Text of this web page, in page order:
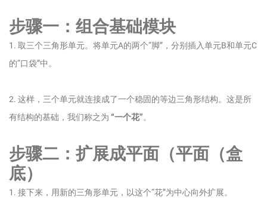
步骤一：组合基础模块
1. 取三个三角形单元。将单元A的两个“脚”，分别插入单元B和单元C
的“口袋”中。
2. 这样，三个单元就连接成了一个稳固的等边三角形结构。这是所
有结构的基础，我们称之为 “一个花”。
步骤二：扩展成平面（平面（盒
底）
1. 接下来，用新的三角形单元，以这个“花”为中心向外扩展。